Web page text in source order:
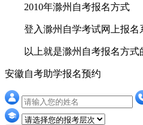
2010年滁州自考报名方式
登入滁州自学考试网上报名系
以上就是滁州自考报名方式的
安徽自考助学报名预约